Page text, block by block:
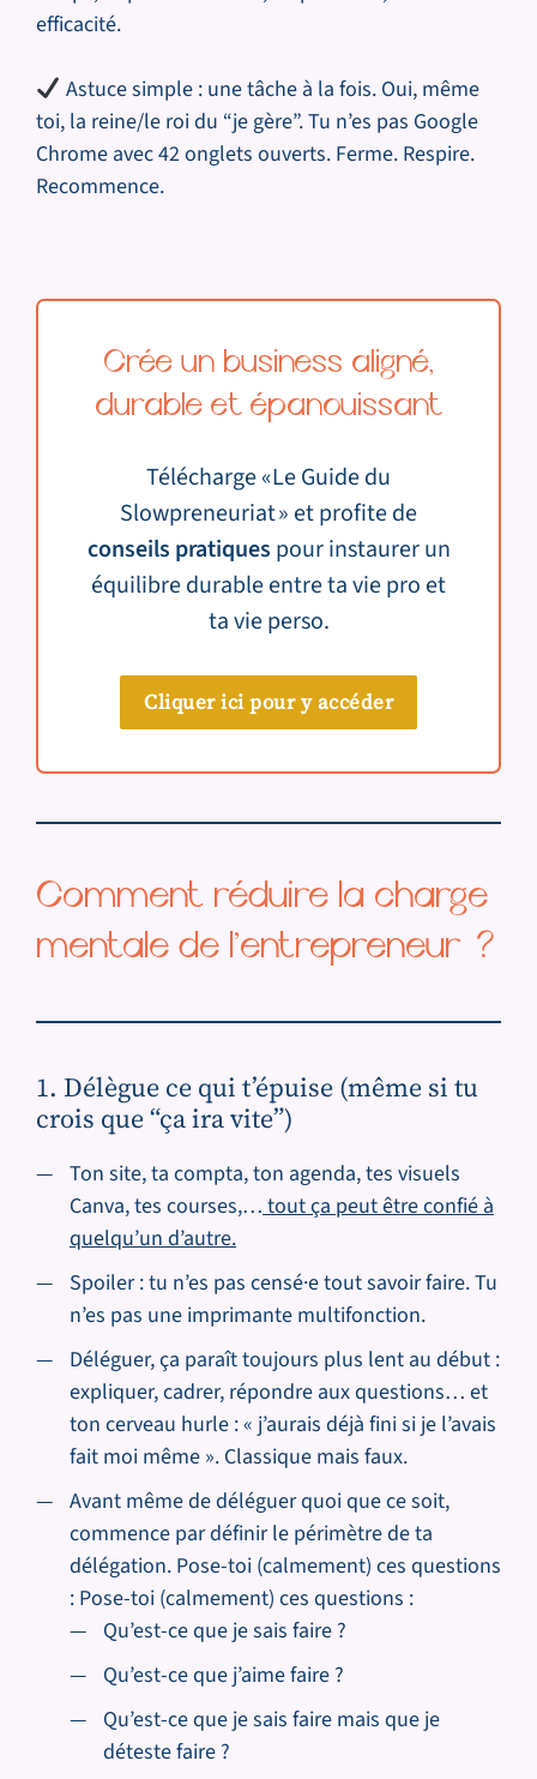
efficacité.
Astuce simple : une tâche à la fois. Oui, même
toi, la reine/le roi du “je gère”. Tu n’es pas Google
Chrome avec 42 onglets ouverts. Ferme. Respire.
Recommence.
Crée un business aligné,
durable et épanouissant
Télécharge «Le Guide du
Slowpreneuriat » et profite de
conseils pratiques pour instaurer un
équilibre durable entre ta vie pro et
ta vie perso.
Cliquer ici pour y accéder
Comment réduire la charge
mentale de l’entrepreneur ?
1. Délègue ce qui t’épuise (même si tu
crois que “ça ira vite”)
Ton site, ta compta, ton agenda, tes visuels
Canva, tes courses,…tout ça peut être confié à
quelqu’un d’autre.
Spoiler : tu n’es pas censé·e tout savoir faire. Tu
n’es pas une imprimante multifonction.
Déléguer, ça paraît toujours plus lent au début :
expliquer, cadrer, répondre aux questions… et
ton cerveau hurle : « j’aurais déjà fini si je l’avais
fait moi même ». Classique mais faux.
Avant même de déléguer quoi que ce soit,
commence par définir le périmètre de ta
délégation. Pose-toi (calmement) ces questions
: Pose-toi (calmement) ces questions :
Qu’est-ce que je sais faire ?
Qu’est-ce que j’aime faire ?
Qu’est-ce que je sais faire mais que je
déteste faire ?